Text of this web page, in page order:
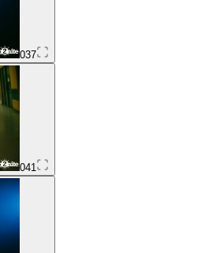
037
041